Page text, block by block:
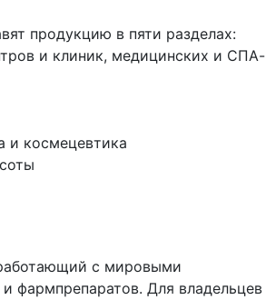
продукцию в пяти разделах:
и клиник, медицинских и СПА-
и космецевтика
с мировыми
фармпрепаратов. Для владельцев